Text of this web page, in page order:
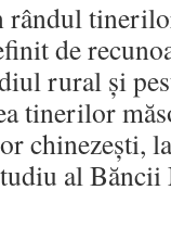
de
rural şi
tinerilor
chinezeşti,
al